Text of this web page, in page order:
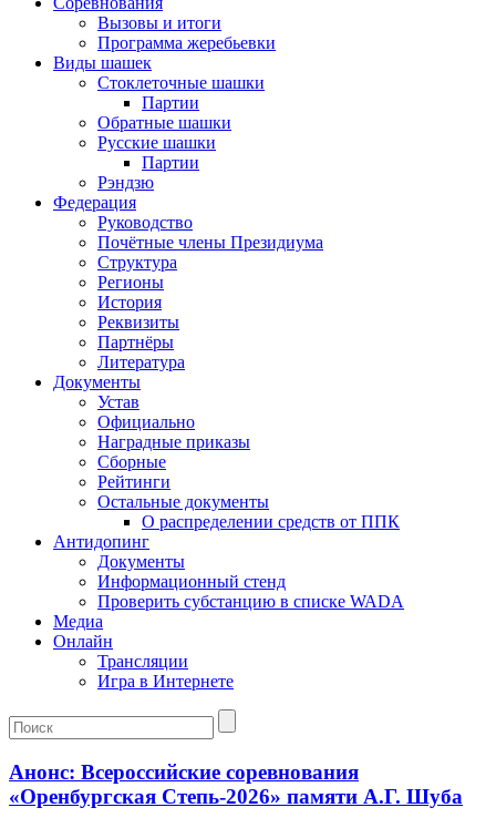
Вызовы и итоги
Программа жеребьевки
Виды шашек
Стоклеточные шашки
Партии
Обратные шашки
Русские шашки
Партии
Рэндзю
Федерация
Руководство
Почётные члены Президиума
Структура
Регионы
История
Реквизиты
Партнёры
Литература
Документы
Устав
Официально
Наградные приказы
Сборные
Рейтинги
Остальные документы
О распределении средств от ППК
Антидопинг
Документы
Информационный стенд
Проверить субстанцию в списке WADA
Медиа
Онлайн
Трансляции
Игра в Интернете
Анонс: Всероссийские соревнования
«Оренбургская Степь-2026» памяти А.Г. Шуба